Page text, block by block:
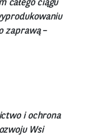
całego ciągu
zaprawą–
i ochrona
Wsi